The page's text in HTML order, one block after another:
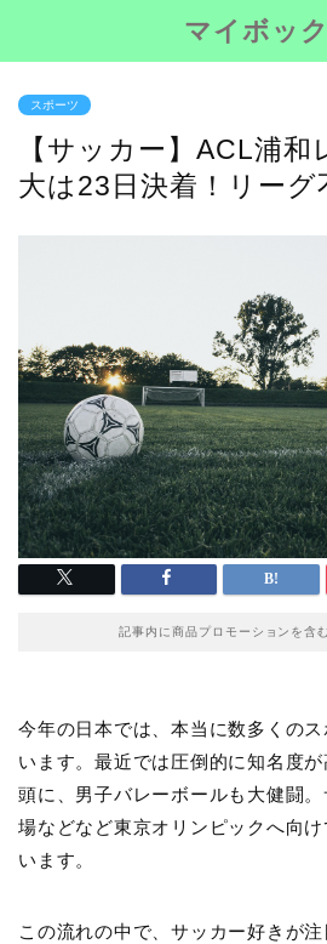
マイボッ
スポーツ
【サッカー】ACL浦
大は23日決着！リーグ
記事内に商品プロモーションを含
今年の日本では、本当に数多くの
います。最近では圧倒的に知名度
頭に、男子バレーボールも大健闘
場などなど東京オリンピックへ向
います。
この流れの中で、サッカー好きが